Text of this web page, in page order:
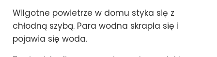
Wilgotne powietrze w domu styka się z
chłodną szybą. Para wodna skrapla się i
pojawia się woda.